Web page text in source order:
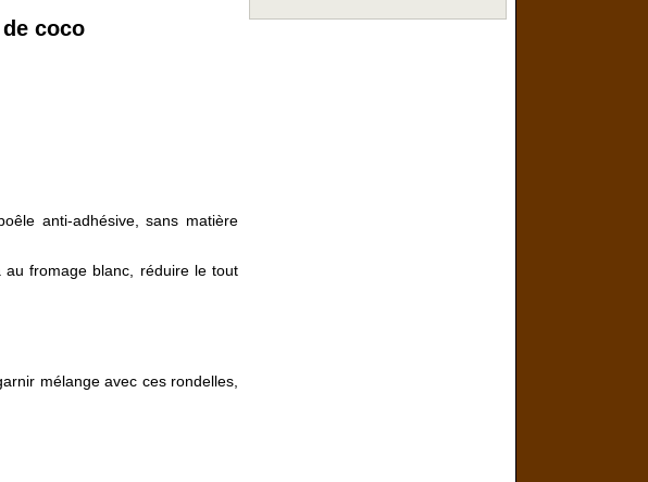
coco
anti-adhésive, sans matière
fromage blanc, réduire le tout
mélange avec ces rondelles,